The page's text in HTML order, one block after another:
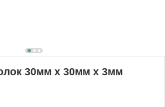
30мм х 30мм х 3мм